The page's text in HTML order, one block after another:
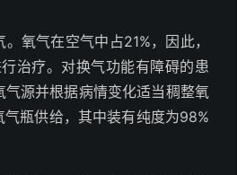
氧气在空气中占21%，因此，
治疗。对换气功能有障碍的患
源并根据病情变化适当稠整氧
瓶供给，其中装有纯度为98%